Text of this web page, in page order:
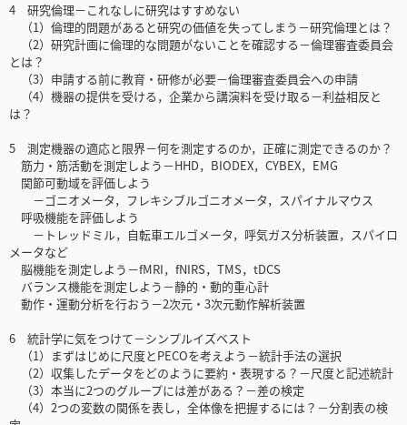
4 研究倫理－これなしに研究はすすめない
（1）倫理的問題があると研究の価値を失ってしまう－研究倫理とは？
（2）研究計画に倫理的な問題がないことを確認する－倫理審査委員会
とは？
（3）申請する前に教育・研修が必要－倫理審査委員会への申請
（4）機器の提供を受ける，企業から講演料を受け取る－利益相反と
は？
5 測定機器の適応と限界－何を測定するのか，正確に測定できるのか？
筋力・筋活動を測定しよう－HHD，BIODEX，CYBEX，EMG
関節可動域を評価しよう
－ゴニオメータ，フレキシブルゴニオメータ，スパイナルマウス
呼吸機能を評価しよう
－トレッドミル，自転車エルゴメータ，呼気ガス分析装置，スパイロ
メータなど
脳機能を測定しよう－fMRI，fNIRS，TMS，tDCS
バランス機能を測定しよう－静的・動的重心計
動作・運動分析を行おう－2次元・3次元動作解析装置
6 統計学に気をつけて－シンプルイズベスト
（1）まずはじめに尺度とPECOを考えよう－統計手法の選択
（2）収集したデータをどのように要約・表現する？－尺度と記述統計
（3）本当に2つのグループには差がある？－差の検定
（4）2つの変数の関係を表し，全体像を把握するには？－分割表の検